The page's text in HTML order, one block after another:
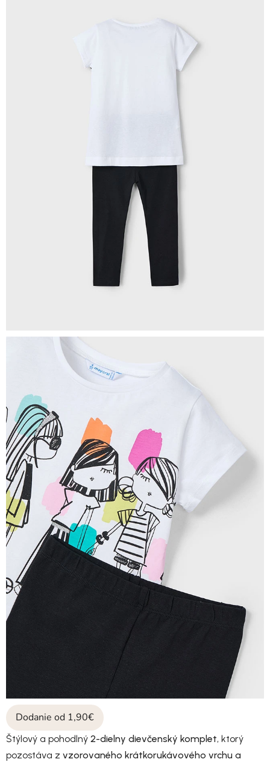
Dodanie od 1,90€
Štýlový a pohodlný 2-dielny dievčenský komplet, ktorý
pozostáva z vzorovaného krátkorukávového vrchu a